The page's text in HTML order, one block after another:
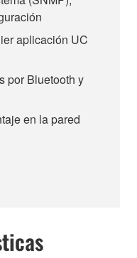
aplicación UC
por Bluetooth y
en la pared